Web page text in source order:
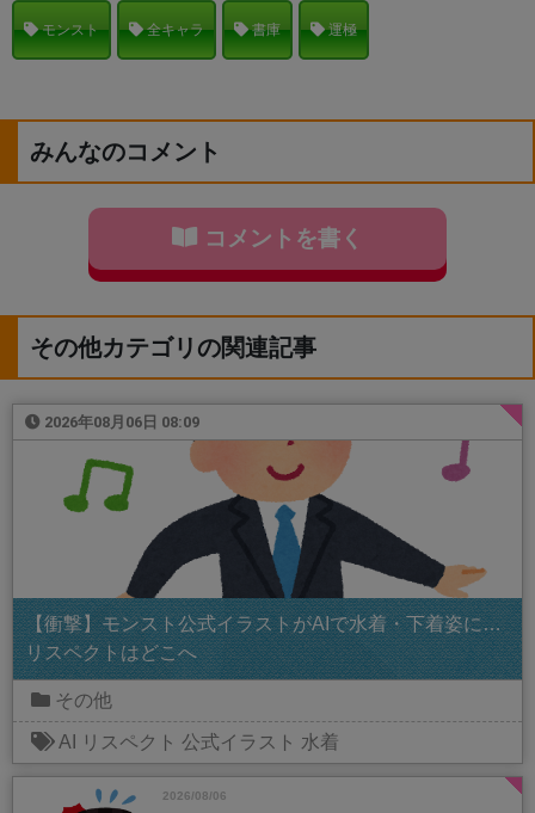
モンスト 全キャラ 書庫 運極
みんなのコメント
コメントを書く
その他カテゴリの関連記事
2026年08月06日 08:09
【衝撃】モンスト公式イラストがAIで水着・下着姿に…
リスペクトはどこへ
その他
AI リスペクト 公式イラスト 水着
2026/08/06